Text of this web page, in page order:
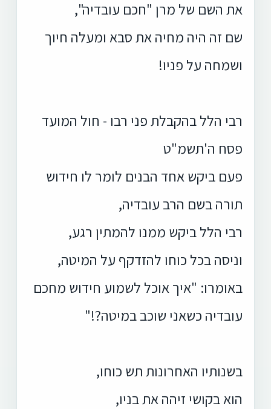
את השם של מרן "חכם עובדיה",
שם זה היה מחיה את סבא ומעלה חיוך
ושמחה על פניו!
רבי הלל בהקבלת פני רבו - חול המועד
פסח ה'תשמ"ט
פעם ביקש אחד הבנים לומר לו חידוש
תורה בשם הרב עובדיה,
רבי הלל ביקש ממנו להמתין רגע,
וניסה בכל כוחו להזדקף על המיטה,
באומרו: "איך אוכל לשמוע חידוש מחכם
עובדיה כשאני שוכב במיטה?!"
בשנותיו האחרונות תש כוחו,
הוא בקושי זיהה את בניו,